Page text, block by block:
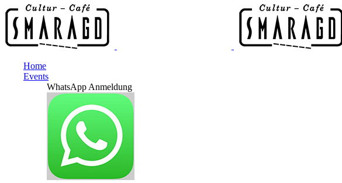
Home
Events
WhatsApp Anmeldung